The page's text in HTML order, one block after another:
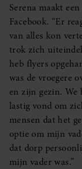
Serena maakt
Facebook. “Er
van alles kon
trok zich
heb flyers
was de vroegere
en zijn gezin.
lastig vond om
mensen dat het
optie om mijn
dat dorp
mijn vader was.”